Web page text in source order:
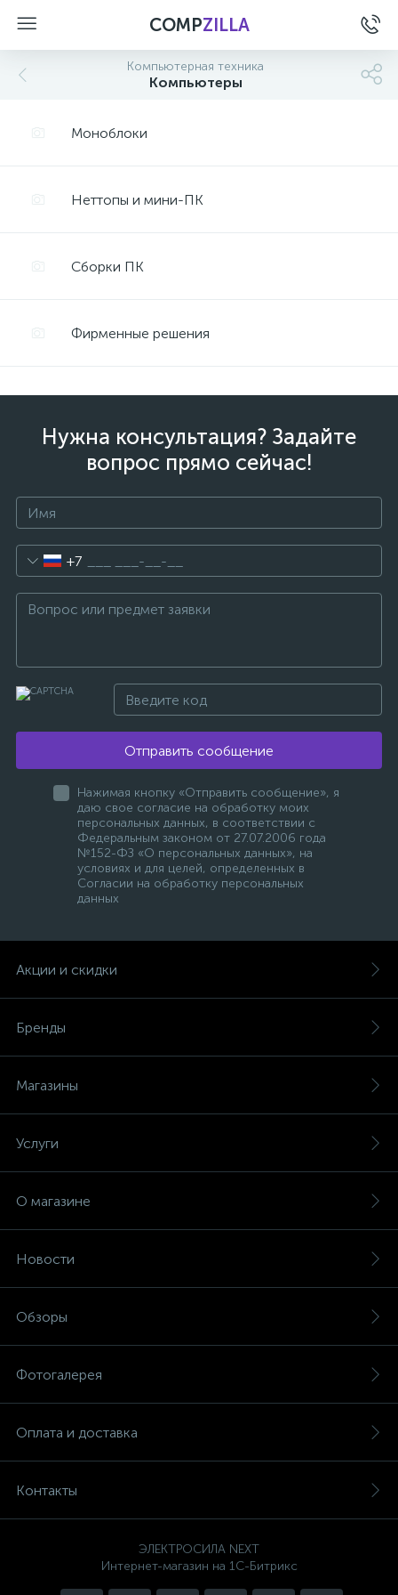
COMPZILLA
Компьютерная техника
Компьютеры
Моноблоки
Неттопы и мини-ПК
Сборки ПК
Фирменные решения
Нужна консультация? Задайте
вопрос прямо сейчас!
+7
Отправить сообщение
Нажимая кнопку «Отправить сообщение», я
даю свое согласие на обработку моих
персональных данных, в соответствии с
Федеральным законом от 27.07.2006 года
№152-ФЗ «О персональных данных», на
условиях и для целей, определенных в
Согласии на обработку персональных
данных
Акции и скидки
Бренды
Магазины
Услуги
О магазине
Новости
Обзоры
Фотогалерея
Оплата и доставка
Контакты
ЭЛЕКТРОСИЛА NEXT
Интернет-магазин на 1С-Битрикс